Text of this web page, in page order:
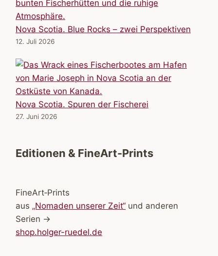
Nova Scotia. Blue Rocks – zwei Perspektiven
12. Juli 2026
Nova Scotia. Spuren der Fischerei
27. Juni 2026
Editionen & FineArt-Prints
FineArt‑Prints
aus „Nomaden unserer Zeit“ und anderen
Serien →
shop.holger-ruedel.de